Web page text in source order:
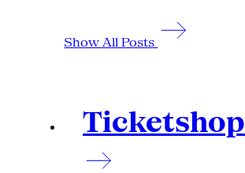
Show All Posts
Ticketshop